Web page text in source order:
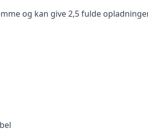
og kan give 2,5 fulde